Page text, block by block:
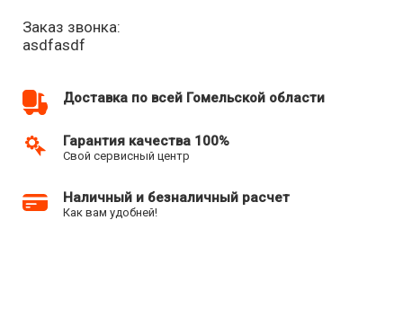
Заказ звонка:
asdfasdf
Доставка по всей Гомельской области
Гарантия качества 100%
Свой сервисный центр
Наличный и безналичный расчет
Как вам удобней!